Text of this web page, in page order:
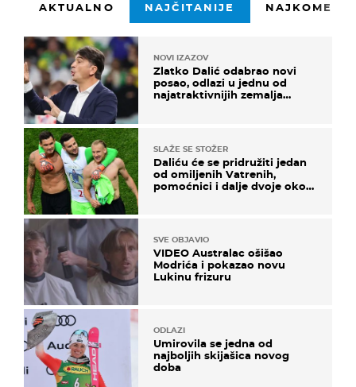
AKTUALNO NAJČITANIJE
NOVI IZAZOV
Zlatko Dalić odabrao novi
posao, odlazi u jednu od
najatraktivnijih zemalja
SLAŽE SE STOŽER
Daliću će se pridružiti jedan
od omiljenih Vatrenih,
pomoćnici i dalje dvoje oko
SVE OBJAVIO
VIDEO Australac ošišao
Modrića i pokazao novu
Lukinu frizuru
ODLAZI
Umirovila se jedna od
najboljih skijašica novog
doba